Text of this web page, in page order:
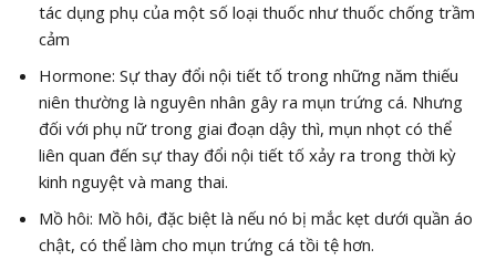
tác dụng phụ của một số loại thuốc như thuốc chống trầm
cảm
Hormone: Sự thay đổi nội tiết tố trong những năm thiếu
niên thường là nguyên nhân gây ra mụn trứng cá. Nhưng
đối với phụ nữ trong giai đoạn dậy thì, mụn nhọt có thể
liên quan đến sự thay đổi nội tiết tố xảy ra trong thời kỳ
kinh nguyệt và mang thai.
Mồ hôi: Mồ hôi, đặc biệt là nếu nó bị mắc kẹt dưới quần áo
chật, có thể làm cho mụn trứng cá tồi tệ hơn.